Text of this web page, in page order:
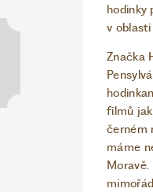
hodinky
v
Značka
filmů
černém
máme